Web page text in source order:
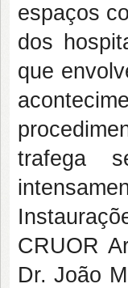
espaços
dos
que
trafega
CRUOR
Dr. João